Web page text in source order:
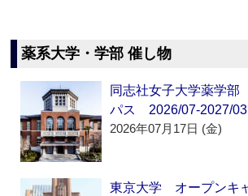
薬系大学・学部 催し物
同志社女子大学薬学
パス 2026/07-2027/03
2026年07月17日 (金)
東京大学 オープンキ